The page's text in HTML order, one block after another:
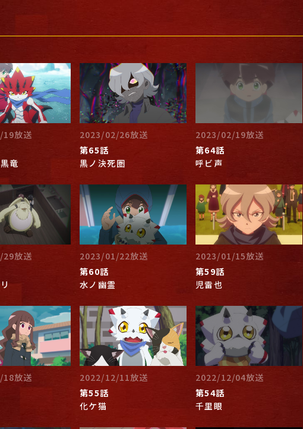
放送
竜
2023/02/26放送
第65話
黒ノ決死圏
2023/02/19放送
第64話
呼ビ声
放送
2023/01/22放送
第60話
水ノ幽霊
2023/01/15放送
第59話
児雷也
放送
2022/12/11放送
第55話
化ケ猫
2022/12/04放送
第54話
千里眼